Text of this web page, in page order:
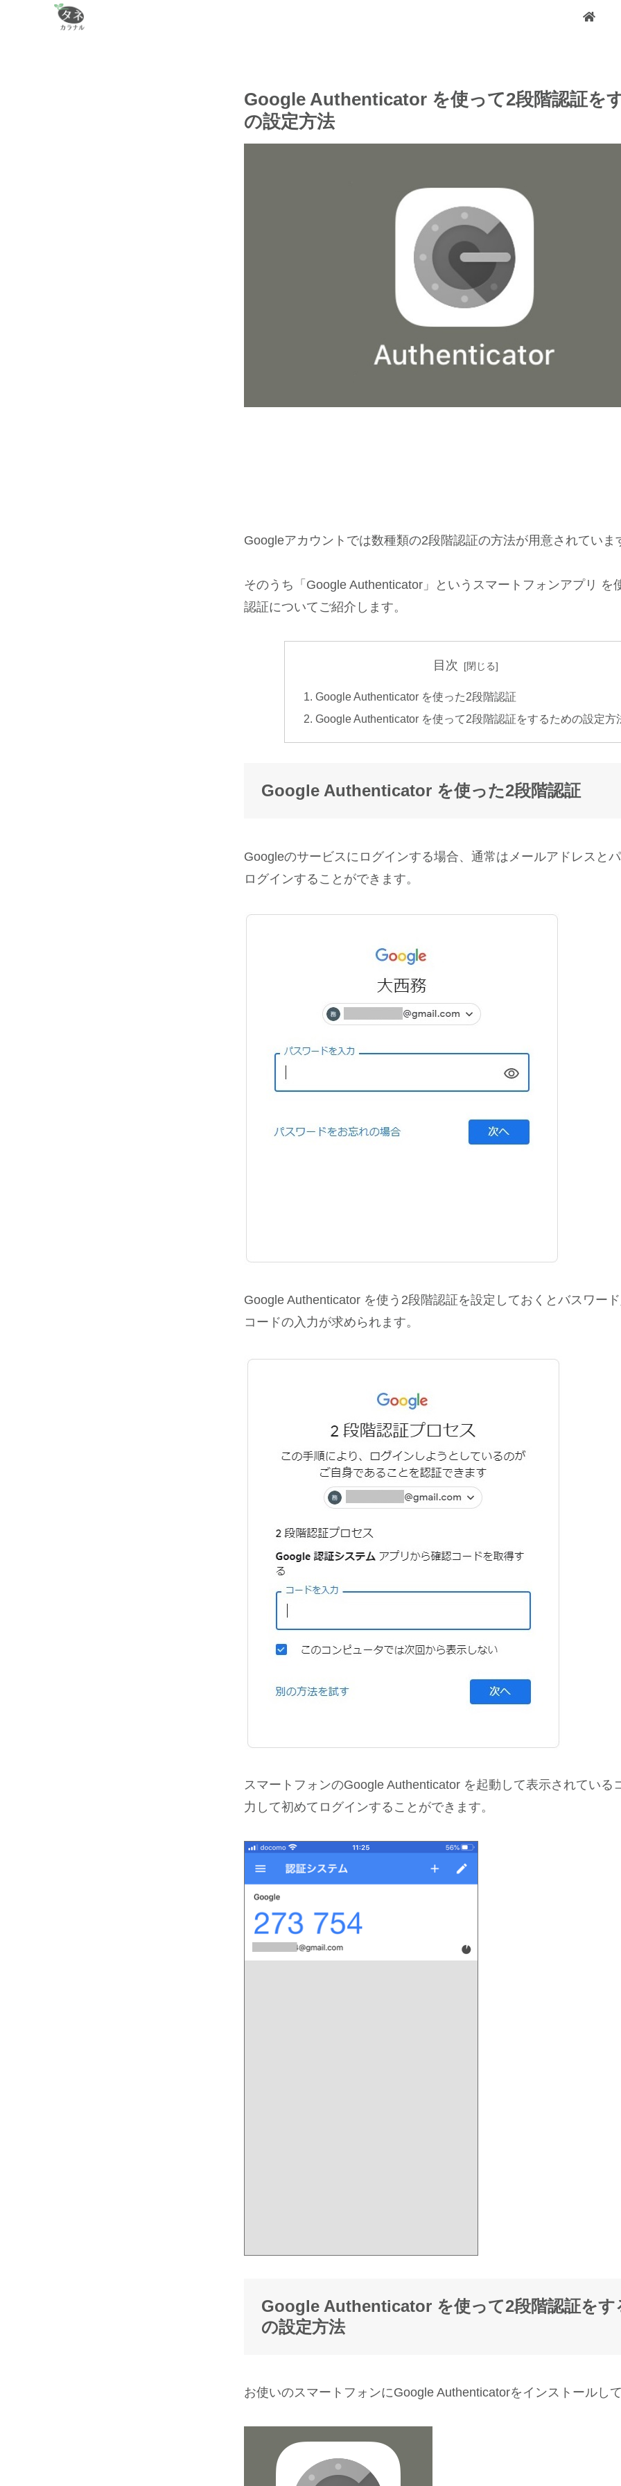
Google Authenticator を使って2段階認証を
の設定方法
Googleアカウントでは数種類の2段階認証の方法が用意されていま
そのうち「Google Authenticator」というスマートフォンアプリ を
認証についてご紹介します。
目次
Google Authenticator を使った2段階認証
Google Authenticator を使って2段階認証をするための設定方
Google Authenticator を使った2段階認証
Googleのサービスにログインする場合、通常はメールアドレスと
ログインすることができます。
Google Authenticator を使う2段階認証を設定しておくとバスワー
コードの入力が求められます。
スマートフォンのGoogle Authenticator を起動して表示されている
力して初めてログインすることができます。
Google Authenticator を使って2段階認証をす
の設定方法
お使いのスマートフォンにGoogle Authenticatorをインストールして